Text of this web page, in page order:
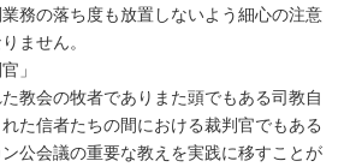
務の落ち度も放置しないよう細心の注意
ません。
」
教会の牧者でありまた頭でもある司教自
た信者たちの間における裁判官でもある
公会議の重要な教えを実践に移すことが